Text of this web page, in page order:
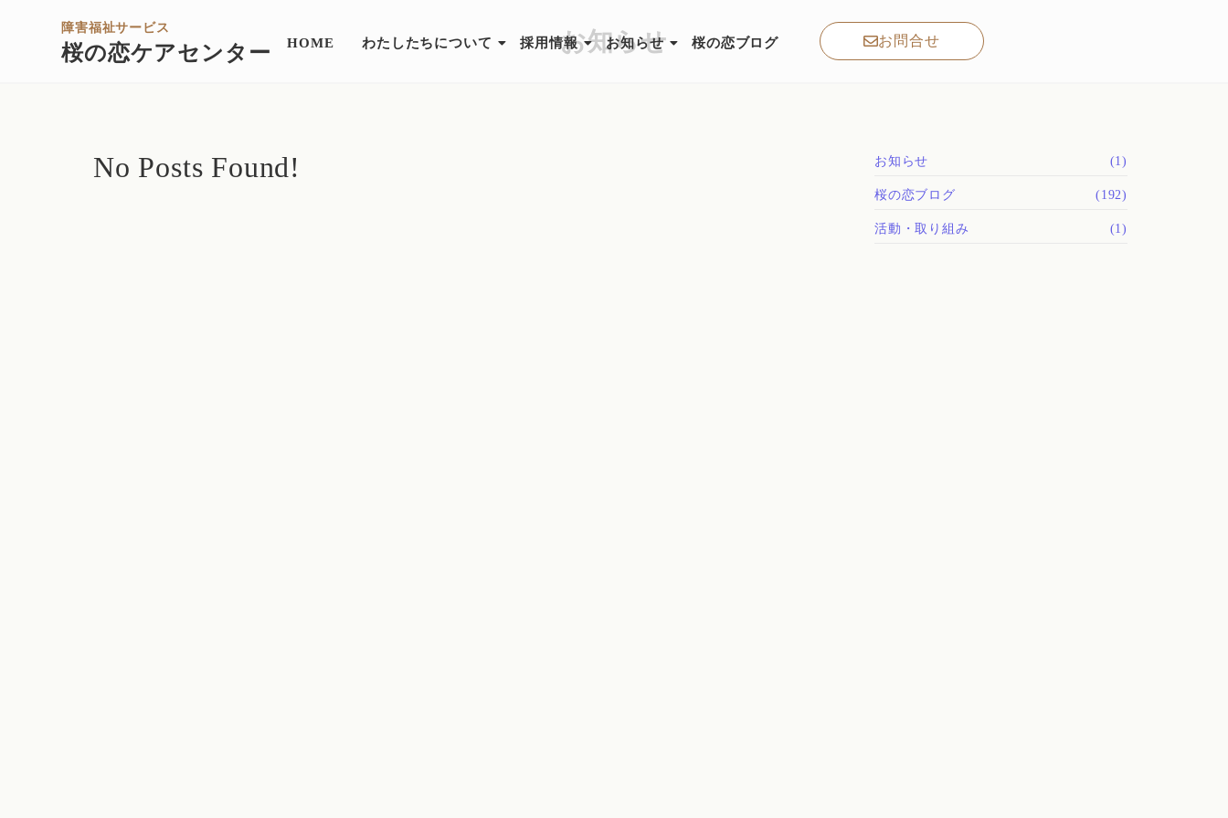
障害福祉サービス
桜の恋ケアセンター HOME わたしたちについて 採用情報 お知らせ 桜の恋ブログ お問合せ
お知らせ
No Posts Found! お知らせ (1)
桜の恋ブログ (192)
活動・取り組み (1)